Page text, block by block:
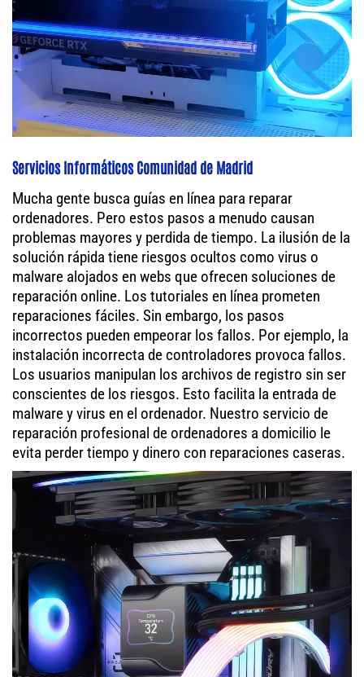
Servicios Informáticos Comunidad de Madrid
Mucha gente busca guías en línea para reparar
ordenadores. Pero estos pasos a menudo causan
problemas mayores y perdida de tiempo. La ilusión de la
solución rápida tiene riesgos ocultos como virus o
malware alojados en webs que ofrecen soluciones de
reparación online. Los tutoriales en línea prometen
reparaciones fáciles. Sin embargo, los pasos
incorrectos pueden empeorar los fallos. Por ejemplo, la
instalación incorrecta de controladores provoca fallos.
Los usuarios manipulan los archivos de registro sin ser
conscientes de los riesgos. Esto facilita la entrada de
malware y virus en el ordenador. Nuestro servicio de
reparación profesional de ordenadores a domicilio le
evita perder tiempo y dinero con reparaciones caseras.